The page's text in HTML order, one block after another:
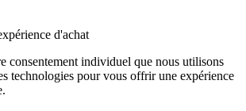
d'achat
consentement individuel que nous utilisons
technologies pour vous offrir une expérience